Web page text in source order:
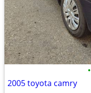
•
2005 toyota camry